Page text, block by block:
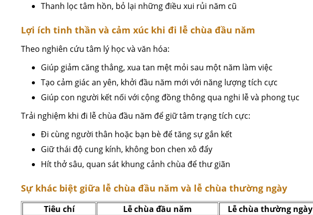
Thanh lọc tâm hồn, bỏ lại những điều xui rủi năm cũ
Lợi ích tinh thần và cảm xúc khi đi lễ chùa đầu năm
Theo nghiên cứu tâm lý học và văn hóa:
Giúp giảm căng thẳng, xua tan mệt mỏi sau một năm làm việc
Tạo cảm giác an yên, khởi đầu năm mới với năng lượng tích cực
Giúp con người kết nối với cộng đồng thông qua nghi lễ và phong tục
Trải nghiệm khi đi lễ chùa đầu năm để giữ tâm trạng tích cực:
Đi cùng người thân hoặc bạn bè để tăng sự gắn kết
Giữ thái độ cung kính, không bon chen xô đẩy
Hít thở sâu, quan sát khung cảnh chùa để thư giãn
Sự khác biệt giữa lễ chùa đầu năm và lễ chùa thường ngày
Tiêu chí Lễ chùa đầu năm
Lễ chùa thường ngày